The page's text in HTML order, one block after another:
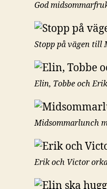
God
Stopp på vägen till
Elin, Tobbe och
Midsommarlunch
Erik och Victor